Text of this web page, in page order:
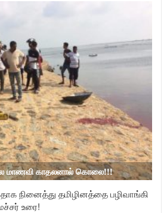
மாணவி காதலனால் கொலை!!!
நினைத்து தமிழினத்தை பழிவாங்கி
உரை!